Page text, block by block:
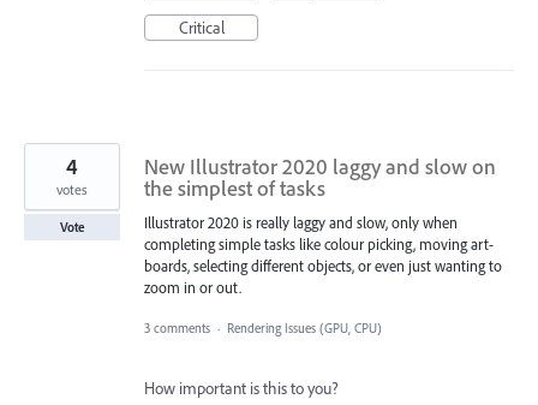
Critical
New Illustrator 2020 laggy and slow on
the simplest of tasks
Illustrator 2020 is really laggy and slow, only when
completing simple tasks like colour picking, moving art-
boards, selecting different objects, or even just wanting to
zoom in or out.
4
votes
Vote
3 comments · Rendering Issues (GPU, CPU)
How important is this to you?